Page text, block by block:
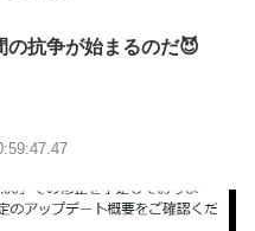
の抗争が始まるのだ😈